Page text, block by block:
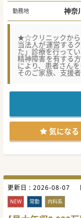
勤務地
★☆クリニックか
当法人が運営する
た」診療を行ってい
精神障害を有する
により、患者さん
そのご家族、支援
くわれわれ自身も
診療の質、規模と
ますので、ご賛同
★☆コンサルタン
【医療機関情報】
■東京都・神奈川
のため、精神科訪
点数・職員の雇用
のフォロー体制を
【職場環境と雰囲
■ほとんどの先生
め、丁寧な内容説
も充実しています。
気になる
更新日 : 2026-08-07
NEW 常勤 内科系